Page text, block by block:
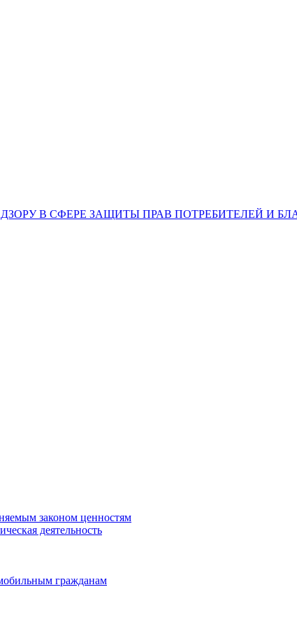
В СФЕРЕ ЗАЩИТЫ ПРАВ ПОТРЕБИТЕЛЕЙ И
законом ценностям
деятельность
гражданам